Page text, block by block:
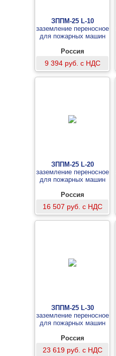
ЗППМ-25 L-10
заземление переносное
для пожарных машин
Россия
9 394 руб. с НДС
ЗППМ-25 L-20
заземление переносное
для пожарных машин
Россия
16 507 руб. с НДС
ЗППМ-25 L-30
заземление переносное
для пожарных машин
Россия
23 619 руб. с НДС